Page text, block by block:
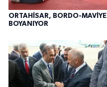
ORTAHİSAR, BORDO-MAVİYE
BOYANIYOR